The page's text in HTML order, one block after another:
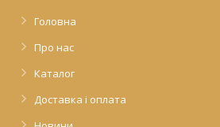
Головна
Про нас
Каталог
Доставка і оплата